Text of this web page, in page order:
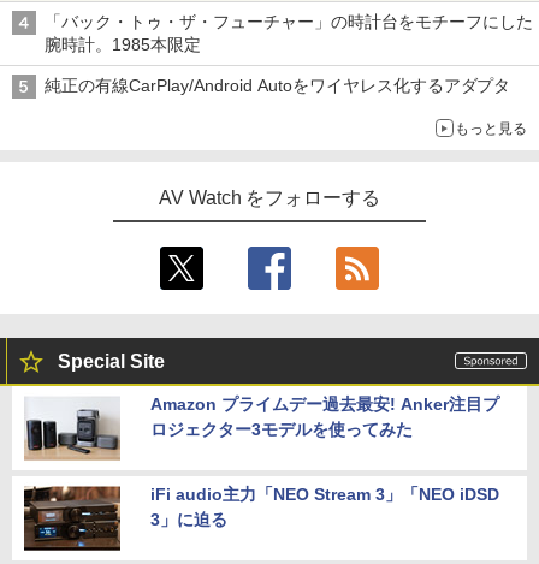
「バック・トゥ・ザ・フューチャー」の時計台をモチーフにした
腕時計。1985本限定
純正の有線CarPlay/Android Autoをワイヤレス化するアダプタ
もっと見る
AV Watch をフォローする
Special Site
Amazon プライムデー過去最安! Anker注目プ
ロジェクター3モデルを使ってみた
iFi audio主力「NEO Stream 3」「NEO iDSD
3」に迫る